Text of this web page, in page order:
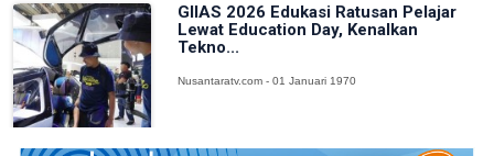
GIIAS 2026 Edukasi Ratusan Pelajar
Lewat Education Day, Kenalkan
Tekno...
Nusantaratv.com - 01 Januari 1970